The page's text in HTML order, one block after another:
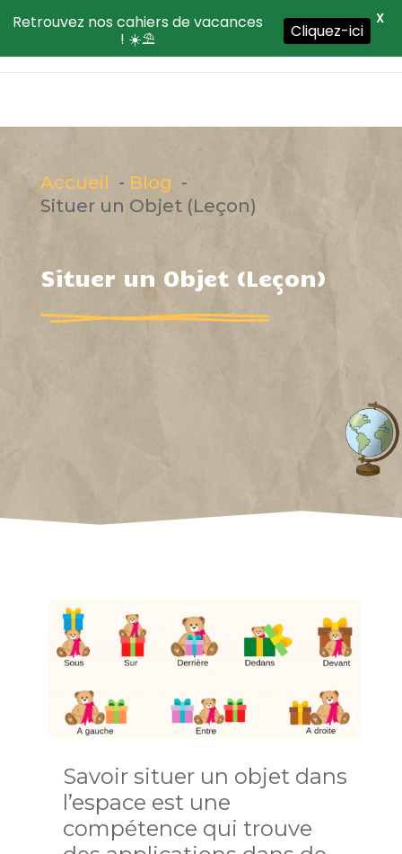
Accueil
Blog
Situer un Objet (Leçon)
Situer un Objet (Leçon)
Savoir situer un objet dans
l’espace est une
compétence qui trouve
Retrouvez nos cahiers de vacances
! ☀️⛱️
Cliquez-ici
X